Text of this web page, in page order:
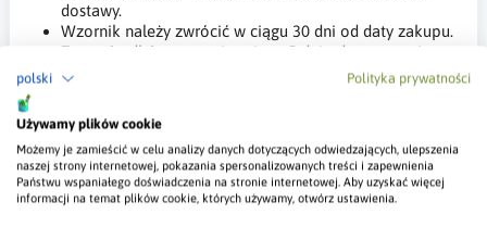
polski Polityka prywatności
Używamy plików cookie
Możemy je zamieścić w celu analizy danych dotyczących odwiedzających, ulepszenia
naszej strony internetowej, pokazania spersonalizowanych treści i zapewnienia
Państwu wspaniałego doświadczenia na stronie internetowej. Aby uzyskać więcej
informacji na temat plików cookie, których używamy, otwórz ustawienia.
dostawy.
Wzornik należy zwrócić w ciągu 30 dni od daty zakupu.
Zwrot środków nastąpi w ciągu 5 dni od otrzymania
zwróconego wzornika.
W przypadku uszkodzenia lub zabrudzenia wzornika,
zwrot kaucji nie następuje.
Najważniejsze Informacje